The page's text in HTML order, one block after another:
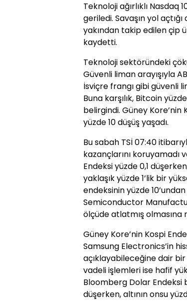
Teknoloji ağırlıklı Nasdaq
geriledi. Savaşın yol
yakından takip edilen çip
kaydetti.
Teknoloji sektöründeki
Güvenli liman arayışıyla
İsviçre frangı gibi güvenli
Buna karşılık, Bitcoin
belirgindi. Güney
yüzde 10 düşüş yaşadı.
Bu sabah TSİ 07:40
kazançlarını koruyamadı
Endeksi yüzde 0,1
yaklaşık yüzde 1’lik bir
endeksinin yüzde
Semiconductor
ölçüde atlatmış
Güney Kore’nin Kospi
Samsung Electronics’in
açıklayabileceğine dair
vadeli işlemleri ise hafif
Bloomberg Dolar Endeksi
düşerken, altının onsu